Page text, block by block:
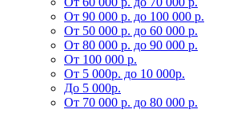
От 90 000 р. до 100 000 р.
От 50 000 р. до 60 000 р.
От 80 000 р. до 90 000 р.
От 100 000 р.
От 5 000р. до 10 000р.
До 5 000р.
От 70 000 р. до 80 000 р.